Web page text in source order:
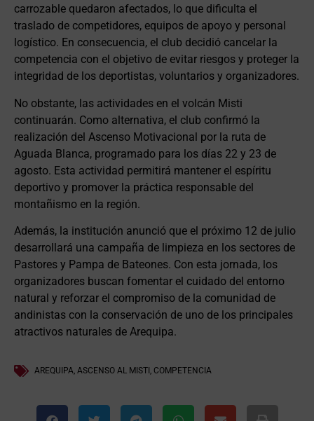
carrozable quedaron afectados, lo que dificulta el
traslado de competidores, equipos de apoyo y personal
logístico. En consecuencia, el club decidió cancelar la
competencia con el objetivo de evitar riesgos y proteger la
integridad de los deportistas, voluntarios y organizadores.
No obstante, las actividades en el volcán Misti
continuarán. Como alternativa, el club confirmó la
realización del Ascenso Motivacional por la ruta de
Aguada Blanca, programado para los días 22 y 23 de
agosto. Esta actividad permitirá mantener el espíritu
deportivo y promover la práctica responsable del
montañismo en la región.
Además, la institución anunció que el próximo 12 de julio
desarrollará una campaña de limpieza en los sectores de
Pastores y Pampa de Bateones. Con esta jornada, los
organizadores buscan fomentar el cuidado del entorno
natural y reforzar el compromiso de la comunidad de
andinistas con la conservación de uno de los principales
atractivos naturales de Arequipa.
AREQUIPA, ASCENSO AL MISTI , COMPETENCIA